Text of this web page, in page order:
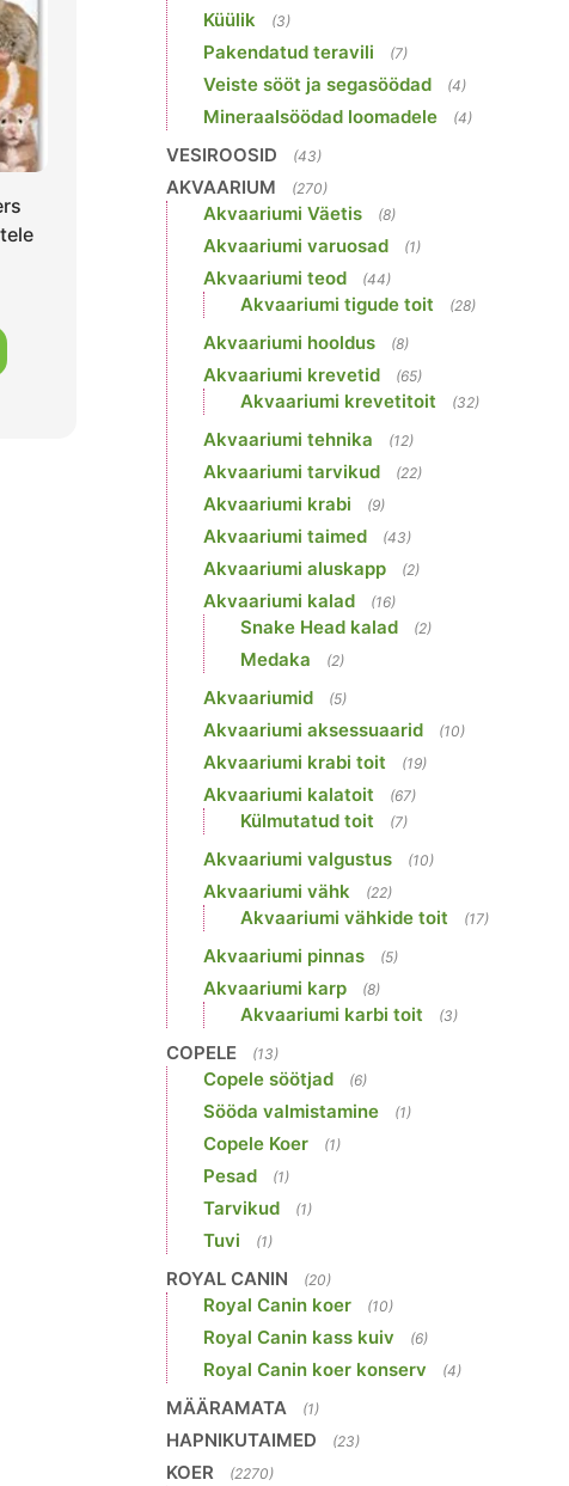
Küülik (3)
Pakendatud teravili (7)
Veiste sööt ja segasöödad (4)
Mineraalsöödad loomadele (4)
VESIROOSID (43)
AKVAARIUM (270)
Akvaariumi Väetis (8)
Akvaariumi varuosad (1)
Akvaariumi teod (44)
Akvaariumi tigude toit (28)
Akvaariumi hooldus (8)
Akvaariumi krevetid (65)
Akvaariumi krevetitoit (32)
Akvaariumi tehnika (12)
Akvaariumi tarvikud (22)
Akvaariumi krabi (9)
Akvaariumi taimed (43)
Akvaariumi aluskapp (2)
Akvaariumi kalad (16)
Snake Head kalad (2)
Medaka (2)
Akvaariumid (5)
Akvaariumi aksessuaarid (10)
Akvaariumi krabi toit (19)
Akvaariumi kalatoit (67)
Külmutatud toit (7)
Akvaariumi valgustus (10)
Akvaariumi vähk (22)
Akvaariumi vähkide toit (17)
Akvaariumi pinnas (5)
Akvaariumi karp (8)
Akvaariumi karbi toit (3)
COPELE (13)
Copele söötjad (6)
Sööda valmistamine (1)
Copele Koer (1)
Pesad (1)
Tarvikud (1)
Tuvi (1)
ROYAL CANIN (20)
Royal Canin koer (10)
Royal Canin kass kuiv (6)
Royal Canin koer konserv (4)
MÄÄRAMATA (1)
HAPNIKUTAIMED (23)
KOER (2270)